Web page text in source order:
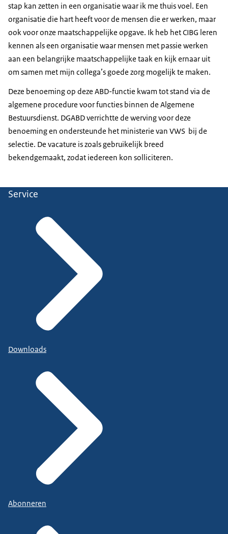
stap kan zetten in een organisatie waar ik me thuis voel. Een
organisatie die hart heeft voor de mensen die er werken, maar
ook voor onze maatschappelijke opgave. Ik heb het CIBG leren
kennen als een organisatie waar mensen met passie werken
aan een belangrijke maatschappelijke taak en kijk ernaar uit
om samen met mijn collega’s goede zorg mogelijk te maken.
Deze benoeming op deze ABD-functie kwam tot stand via de
algemene procedure voor functies binnen de Algemene
Bestuursdienst. DGABD verrichtte de werving voor deze
benoeming en ondersteunde het ministerie van VWS bij de
selectie. De vacature is zoals gebruikelijk breed
bekendgemaakt, zodat iedereen kon solliciteren.
Service
Downloads
Abonneren